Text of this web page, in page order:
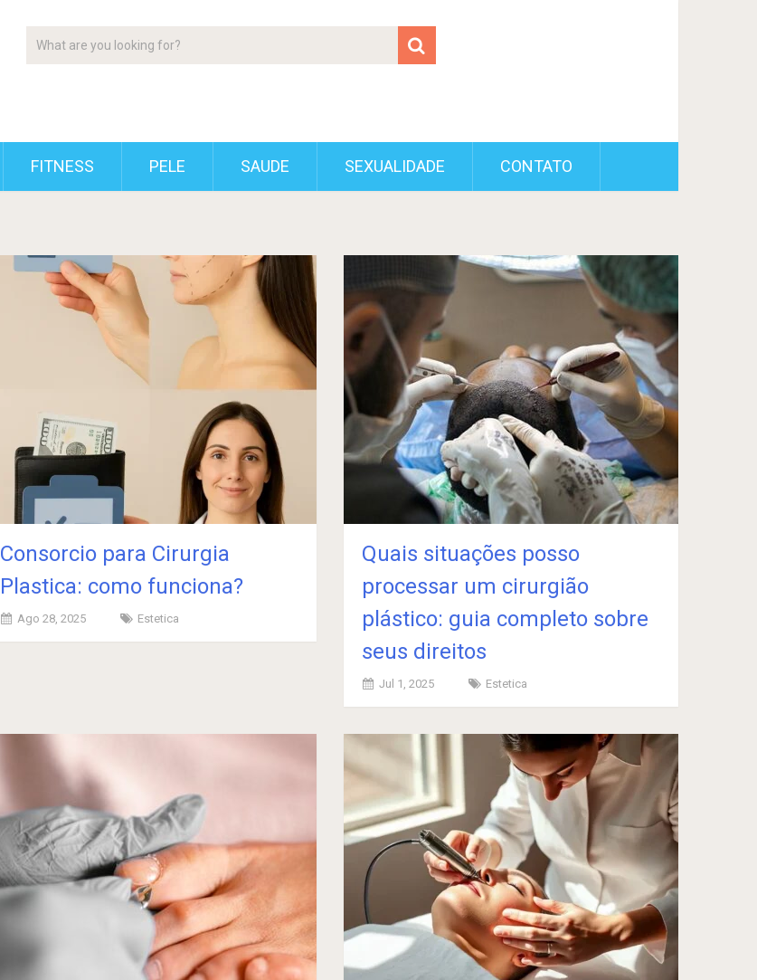
FITNESS PELE SAUDE SEXUALIDADE CONTATO
Consorcio para Cirurgia
Plastica: como funciona?
Ago 28, 2025 Estetica
Quais situações posso
processar um cirurgião
plástico: guia completo sobre
seus direitos
Jul 1, 2025 Estetica